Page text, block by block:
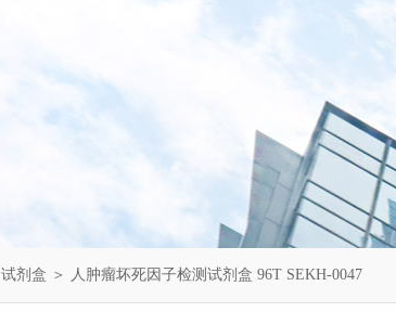
试剂盒 ＞ 人肿瘤坏死因子检测试剂盒 96T SEKH-0047